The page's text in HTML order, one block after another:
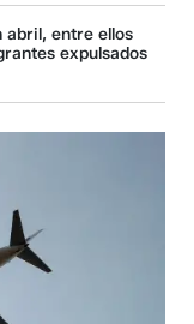
abril, entre ellos
expulsados